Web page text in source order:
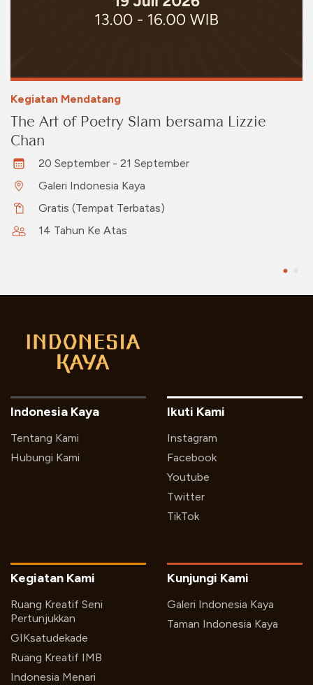
Kegiatan Mendatang
The Art of Poetry Slam bersama Lizzie
Chan
20 September - 21 September
Galeri Indonesia Kaya
Gratis (Tempat Terbatas)
14 Tahun Ke Atas
Indonesia Kaya
Tentang Kami
Hubungi Kami
Ikuti Kami
Instagram
Facebook
Youtube
Twitter
TikTok
Kegiatan Kami
Ruang Kreatif Seni
Pertunjukkan
GIKsatudekade
Ruang Kreatif IMB
Indonesia Menari
Kunjungi Kami
Galeri Indonesia Kaya
Taman Indonesia Kaya